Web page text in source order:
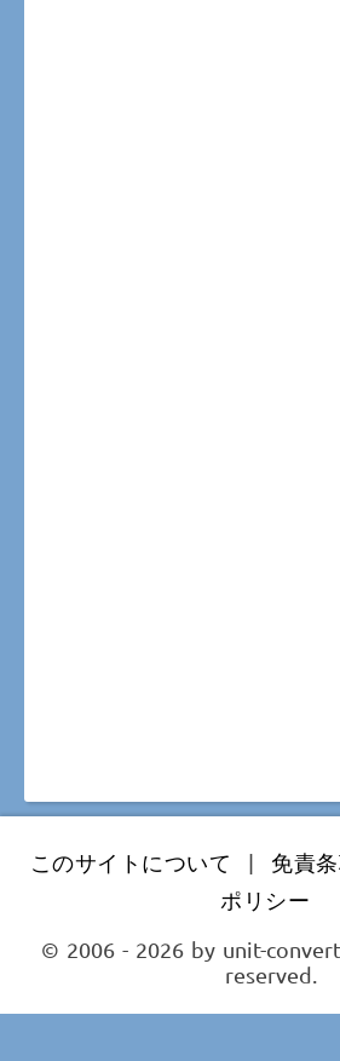
このサイトについて | 免責
ポリシー
© 2006 - 2026 by unit-
reserved.